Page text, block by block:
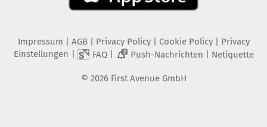
Impressum | AGB | Privacy Policy| Cookie Policy| Privacy
Einstellungen | FAQ| 2 Push-Nachrichten | Netiquette
© 2026 First Avenue GmbH